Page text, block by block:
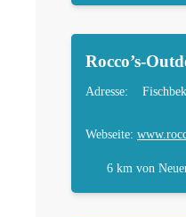
Rocco’s-
Adresse:
Webseite:
6 km von